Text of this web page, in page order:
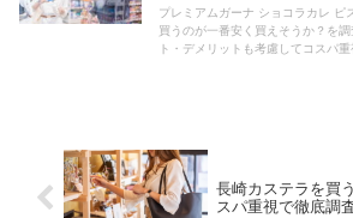
プレミアムガーナ ショコラカレ ピ
買うのが一番安く買えそうか？を
ト・デメリットも考慮してコスパ
長崎カステラを買
スパ重視で徹底調